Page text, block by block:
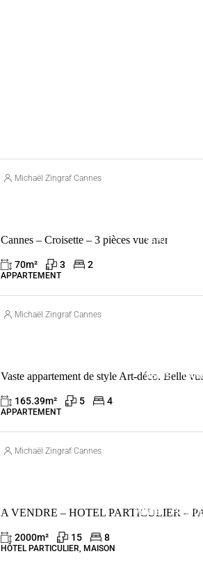
Michaël Zingraf Cannes
VENTE
Cannes – Croisette – 3 pièces vue mer
70m² 3 2
APPARTEMENT
Michaël Zingraf Cannes
VENTE
Vaste appartement de style Art-déco. Belle
165.39m² 5 4
APPARTEMENT
Michaël Zingraf Cannes
VENTE
A VENDRE – HOTEL PARTICULIER –
2000m² 15 8
HÔTEL PARTICULIER, MAISON